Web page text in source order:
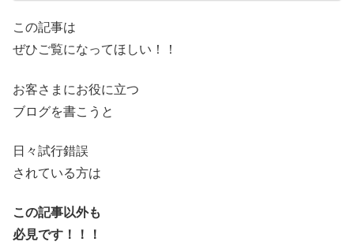
この記事は
ぜひご覧になってほしい！！
お客さまにお役に立つ
ブログを書こうと
日々試行錯誤
されている方は
この記事以外も
必見です！！！